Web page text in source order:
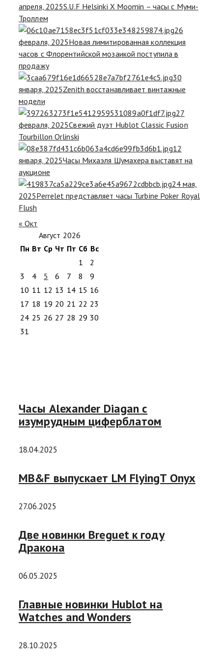
апреля, 2025S.U.F Helsinki X Moomin – часы с Муми-
Троллем
26
февраля, 2025Новая лимитированная коллекция
часов с Флорентийской мозаикой поступила в
продажу
30
января, 2025Zenith восстанавливает винтажные
модели
27
февраля, 2025Свежий дуэт Hublot Classic Fusion
Tourbillon Orlinski
12
января, 2025Часы Михаэля Шумахера выставят на
аукционе
24 мая,
2025Perrelet представляет часы Turbine Poker Royal
Flush
« Окт
Август 2026
Пн Вт Ср Чт Пт Сб Вс
1
2
3
4 5 6 7 8
9
10 11 12 13 14 15 16
17 18 19 20 21 22 23
24 25 26 27 28 29 30
31
Часы Alexander Diagan с
изумрудным циферблатом
18.04.2025
MB&F выпускает LM FlyingT Onyx
27.06.2025
Две новинки Breguet к году
Дракона
06.05.2025
Главные новинки Hublot на
Watches and Wonders
28.10.2025